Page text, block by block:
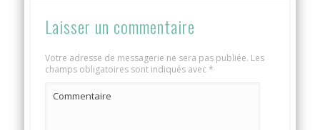
Laisser un commentaire
Votre adresse de messagerie ne sera pas publiée. Les
champs obligatoires sont indiqués avec*
Commentaire